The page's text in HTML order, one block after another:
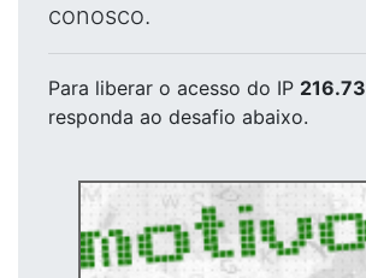
conosco.
Para liberar o acesso do IP
responda ao desafio abaixo.